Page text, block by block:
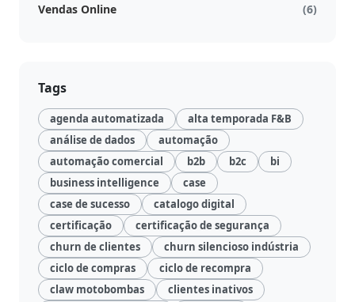
de
Negócio
Relatórios
de
Desempenho
Rankings
Geointeligência
Vendas Online
(6)
Tags
agenda automatizada
alta temporada F&B
análise de dados
automação
automação comercial
b2b b2c
bi
business intelligence
case
case de sucesso
catalogo digital
certificação
certificação de segurança
churn de clientes
churn silencioso indústria
ciclo de compras
ciclo de recompra
claw motobombas
clientes inativos